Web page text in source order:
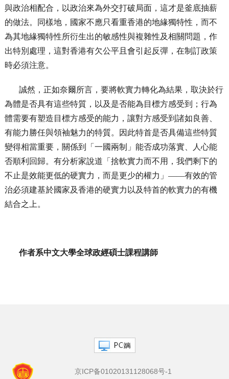
與政治相配合，以政治來為外交打破局面，這才是釜底抽薪
的做法。同樣地，國家不應只看重香港的地緣獨特性，而不
為其地緣獨特性所衍生出的敏感性與複雜性及相關問題，作
出特別處理，這對香港有欠公平且會引起反彈，在制訂政策
時必須注意。
誠然，正如奈爾所言，要將軟實力轉化為結果，取決於行
為體是否具有這些特質，以及是否能為目標方感受到；行為
體需要有塑造目標方感受的能力，讓對方感受到諸如良善、
有能力勝任與領袖魅力的特質。因此特首是否具備這些特質
變得相當重要，關係到「一國兩制」能否成功落實、人心能
否順利回歸。有分析家說道「捨軟實力而不用，我們剩下的
不止是效能更低的硬實力，而是更少的權力」——有效的管
治必須建基於國家及香港的硬實力以及特首的軟實力的有機
結合之上。
作者系中文大學全球政經碩士課程講師
京ICP备01020131128068号-1